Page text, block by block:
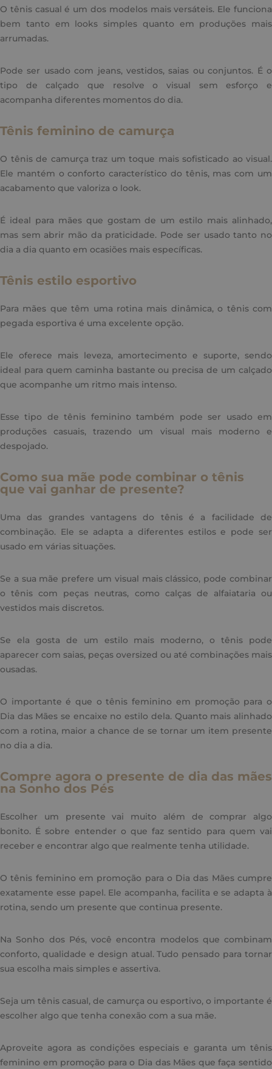
O tênis casual é um dos modelos mais versáteis. Ele funciona
bem tanto em looks simples quanto em produções mais
arrumadas.
Pode ser usado com jeans, vestidos, saias ou conjuntos. É o
tipo de calçado que resolve o visual sem esforço e
acompanha diferentes momentos do dia.
Tênis feminino de camurça
O tênis de camurça traz um toque mais sofisticado ao visual.
Ele mantém o conforto característico do tênis, mas com um
acabamento que valoriza o look.
É ideal para mães que gostam de um estilo mais alinhado,
mas sem abrir mão da praticidade. Pode ser usado tanto no
dia a dia quanto em ocasiões mais específicas.
Tênis estilo esportivo
Para mães que têm uma rotina mais dinâmica, o tênis com
pegada esportiva é uma excelente opção.
Ele oferece mais leveza, amortecimento e suporte, sendo
ideal para quem caminha bastante ou precisa de um calçado
que acompanhe um ritmo mais intenso.
Esse tipo de tênis feminino também pode ser usado em
produções casuais, trazendo um visual mais moderno e
despojado.
Como sua mãe pode combinar o tênis
que vai ganhar de presente?
Uma das grandes vantagens do tênis é a facilidade de
combinação. Ele se adapta a diferentes estilos e pode ser
usado em várias situações.
Se a sua mãe prefere um visual mais clássico, pode combinar
o tênis com peças neutras, como calças de alfaiataria ou
vestidos mais discretos.
Se ela gosta de um estilo mais moderno, o tênis pode
aparecer com saias, peças oversized ou até combinações mais
ousadas.
O importante é que o tênis feminino em promoção para o
Dia das Mães se encaixe no estilo dela. Quanto mais alinhado
com a rotina, maior a chance de se tornar um item presente
no dia a dia.
Compre agora o presente de dia das mães
na Sonho dos Pés
Escolher um presente vai muito além de comprar algo
bonito. É sobre entender o que faz sentido para quem vai
receber e encontrar algo que realmente tenha utilidade.
O tênis feminino em promoção para o Dia das Mães cumpre
exatamente esse papel. Ele acompanha, facilita e se adapta à
rotina, sendo um presente que continua presente.
Na Sonho dos Pés, você encontra modelos que combinam
conforto, qualidade e design atual. Tudo pensado para tornar
sua escolha mais simples e assertiva.
Seja um tênis casual, de camurça ou esportivo, o importante é
escolher algo que tenha conexão com a sua mãe.
Aproveite agora as condições especiais e garanta um tênis
feminino em promoção para o Dia das Mães que faça sentido